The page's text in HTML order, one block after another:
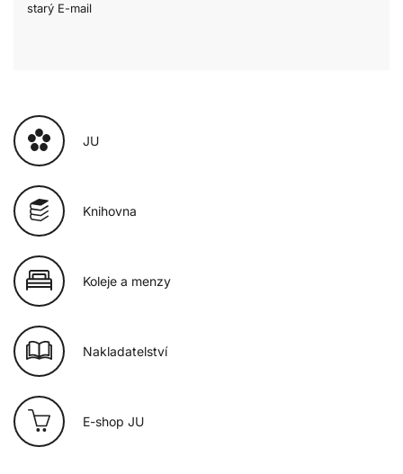
starý E-mail
JU
Knihovna
Koleje a menzy
Nakladatelství
E-shop JU